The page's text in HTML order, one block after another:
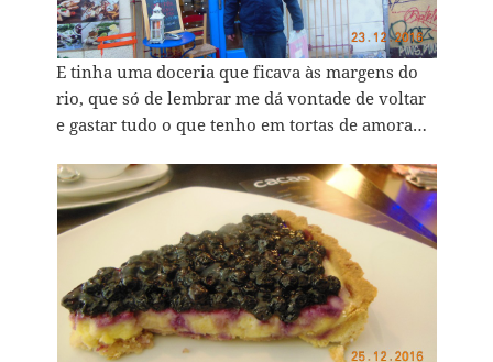
E tinha uma doceria que ficava às margens do
rio, que só de lembrar me dá vontade de voltar
e gastar tudo o que tenho em tortas de amora…